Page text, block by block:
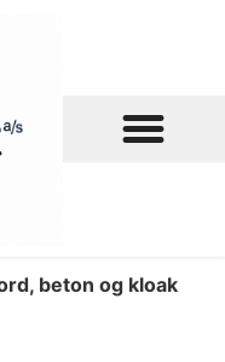
beton og kloak